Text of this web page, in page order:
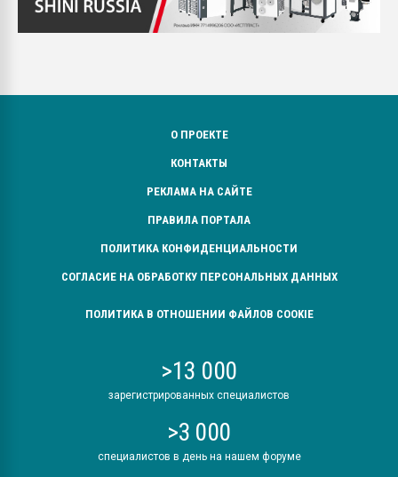
О ПРОЕКТЕ
КОНТАКТЫ
РЕКЛАМА НА САЙТЕ
ПРАВИЛА ПОРТАЛА
ПОЛИТИКА КОНФИДЕНЦИАЛЬНОСТИ
СОГЛАСИЕ НА ОБРАБОТКУ ПЕРСОНАЛЬНЫХ ДАННЫХ
ПОЛИТИКА В ОТНОШЕНИИ ФАЙЛОВ COOKIE
>13 000
зарегистрированных специалистов
>3 000
специалистов в день на нашем форуме